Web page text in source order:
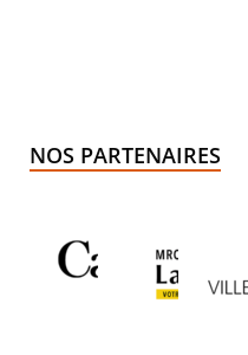
NOS PARTENAIRES